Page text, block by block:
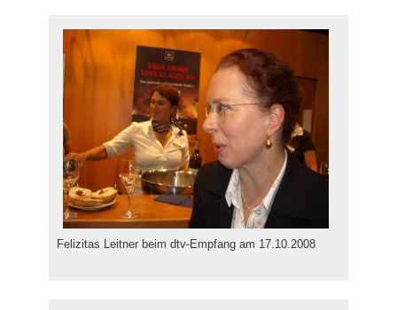
Felizitas Leitner beim dtv-Empfang am 17.10.2008